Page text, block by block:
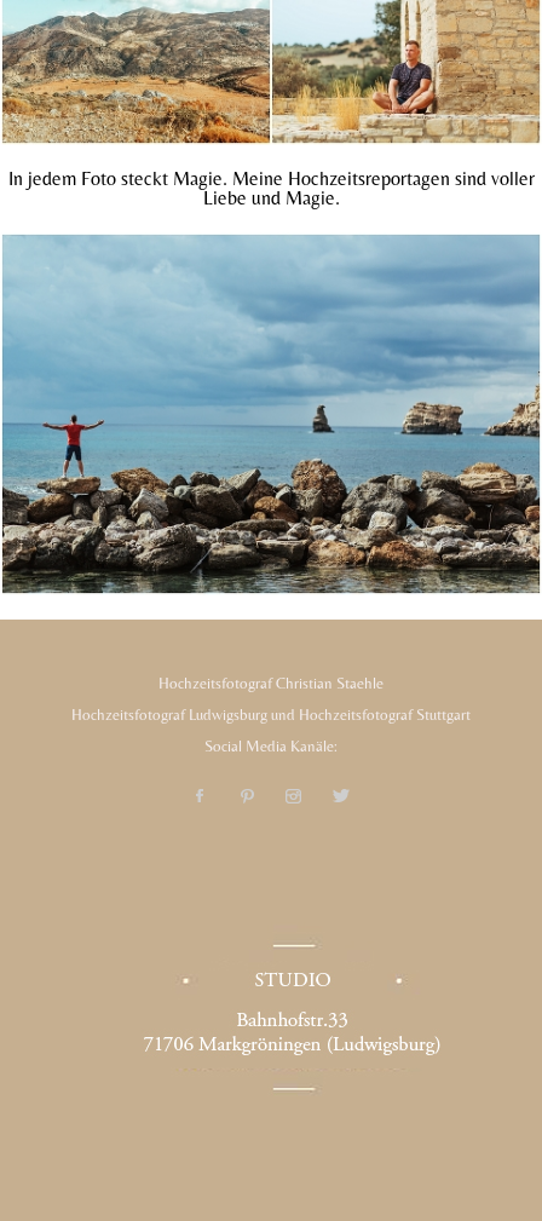
In jedem Foto steckt Magie. Meine Hochzeitsreportagen sind voller
Liebe und Magie.
Hochzeitsfotograf Christian Staehle
Hochzeitsfotograf Ludwigsburg und Hochzeitsfotograf Stuttgart
Social Media Kanäle: